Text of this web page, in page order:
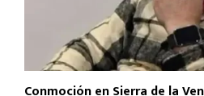
Conmoción en Sierra de la